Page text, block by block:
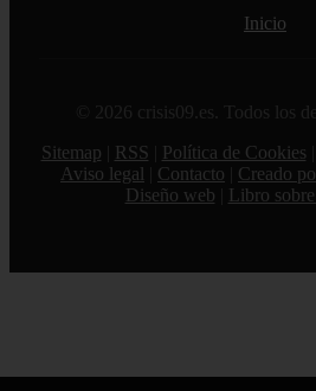
Inicio
© 2026 crisis09.es. Todos los
Sitemap
RSS Política de Cookies
Aviso legal
Contacto
Creado
Diseño web
Libro